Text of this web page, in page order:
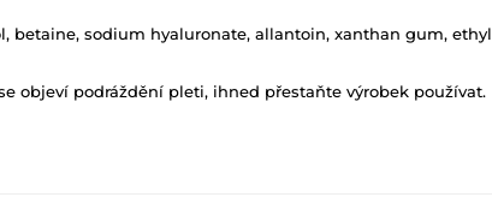
betaine, sodium hyaluronate, allantoin, xanthan gum, ethyl
objeví podráždění pleti, ihned přestaňte výrobek používat.